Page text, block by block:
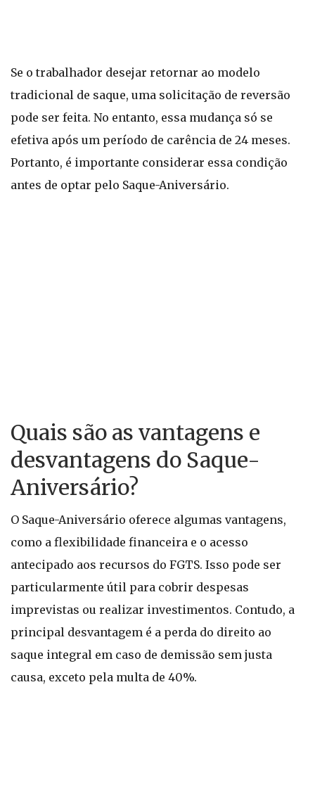
Se o trabalhador desejar retornar ao modelo
tradicional de saque, uma solicitação de reversão
pode ser feita. No entanto, essa mudança só se
efetiva após um período de carência de 24 meses.
Portanto, é importante considerar essa condição
antes de optar pelo Saque-Aniversário.
Quais são as vantagens e
desvantagens do Saque-
Aniversário?
O Saque-Aniversário oferece algumas vantagens,
como a flexibilidade financeira e o acesso
antecipado aos recursos do FGTS. Isso pode ser
particularmente útil para cobrir despesas
imprevistas ou realizar investimentos. Contudo, a
principal desvantagem é a perda do direito ao
saque integral em caso de demissão sem justa
causa, exceto pela multa de 40%.